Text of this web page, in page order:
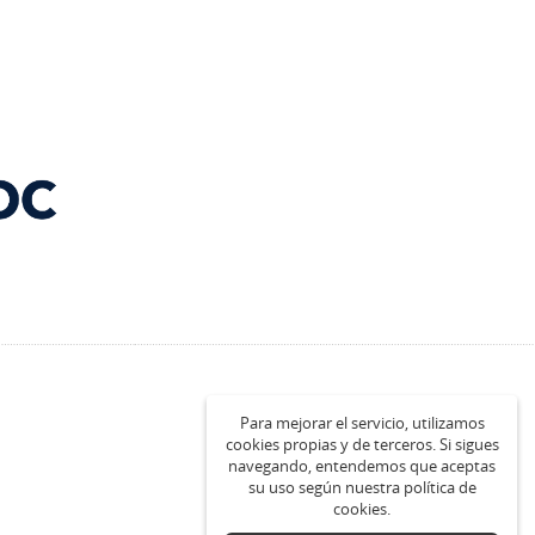
Para mejorar el servicio, utilizamos
cookies propias y de terceros. Si sigues
navegando, entendemos que aceptas
su uso según nuestra política de
cookies.